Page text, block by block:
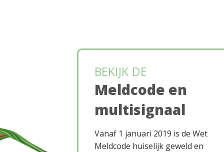
BEKIJK DE
Meldcode en
multisignaal
Vanaf 1 januari 2019 is de Wet
Meldcode huiselijk geweld en